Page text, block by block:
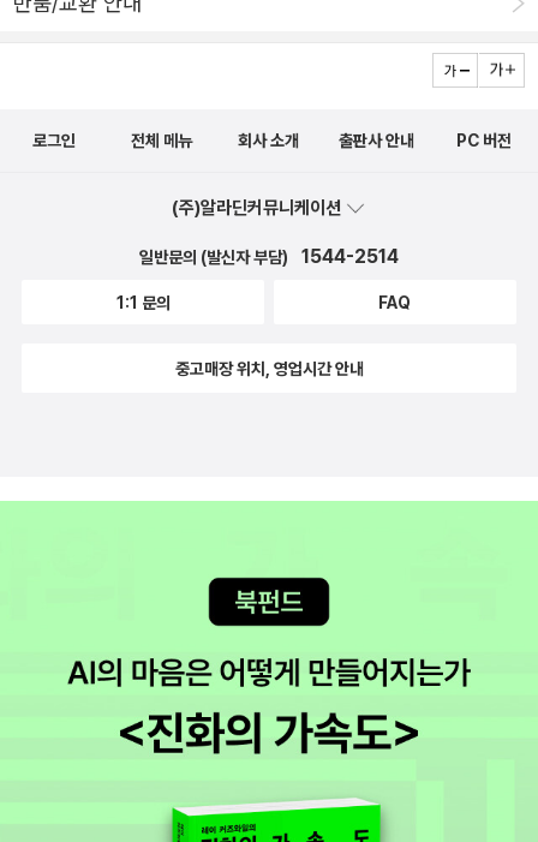
리언 글.그림, 노은정 옮김 / 사계절 / 2010년 4월 그 집 이야기 존
그림, 김언수 옮김 / 사계절 / 2011년 4월 곤충과 놀자 도다 고시로
키 마모루 글.그림, 김해창 옮김 / 사계절 / 2012년 3월 박수근의 바
계절 / 2012년 10월2011, 폴란드코르착의 교육관, 그리고 2차 세
그림 / 사계절 / 2013년 2월1955, 2011, 미국작가 사후 나왔지만
낸 거다. 로베르토 인노첸티의 빨간 모자 로베르토 인노첸티 그림, 에
런 프리시 글, 서애경 옮김 / 사계절 / 2013년 4월 호랑이 씨 숲으로
그림, 서애경 옮김 / 사계절 / 2014년 8월 약속 니콜라 데이비스 글,
넣어가지고 다니며 써야지!' ^^ 접힌 부분 펼치기 ▼ 종종 알라딘의
물이다! 펼친 부분 접기 ▲ 엽서로 제작되지 않은 기가 막힌 그림,
가 이 그림책에 경탄을 금치 못하는지 짐작이 될 듯... ^^우리 막내도
다. <사계절>은 알라딘을 사.랑.하.는.게 분명하다.왜냐면 알라딘
단독으로 총상금 100만원의 <비밀의 강>리뷰대회를 열었으니까!
book.aspx?pn=130220_sakyejul1108 이 책을 살까 말까
임을 밝혀 둔다! ^^추첨경품으로 딱 1명을 뽑는 <사계절 초등학생이
로그인 전체 메뉴 회사 소개 출판사 안내 PC 버전
(주)알라딘커뮤니케이션
일반문의 (발신자 부담) 1544-2514
1:1 문의 FAQ
중고매장 위치, 영업시간 안내